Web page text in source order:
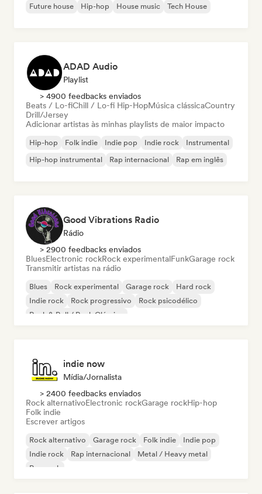
Future house
Hip-hop House music Tech House
ADAD Audio
Playlist
> 4900 feedbacks enviados
Beats / Lo-fiChill / Lo-fi Hip-HopMúsica clássicaCountry
Drill/Jersey
Adicionar artistas às minhas playlists de maior impacto
Hip-hop Folk indie Indie pop Indie rock
Instrumental
Hip-hop instrumental
Rap internacional Rap em inglês
Good Vibrations Radio
Rádio
> 2900 feedbacks enviados
BluesElectronic rockRock experimentalFunkGarage rock
Transmitir artistas na rádio
Blues Rock experimental Garage rock
Hard rock
Indie rock
Rock progressivo
Rock psicodélico
Rock & Roll / Rock Clássico
indie now
Mídia/Jornalista
> 2400 feedbacks enviados
Rock alternativoElectronic rockGarage rockHip-hop
Folk indie
Escrever artigos
Rock alternativo Garage rock Folk indie
Indie pop
Indie rock
Rap internacional
Metal / Heavy metal
Pop rock